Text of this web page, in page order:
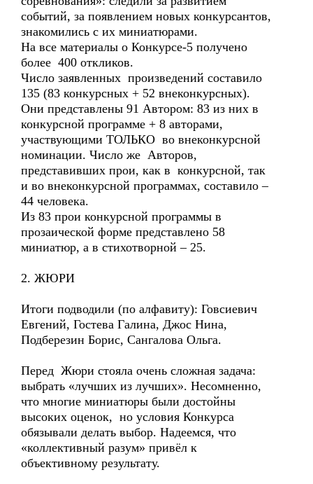
событий, за появлением новых конкурсантов,
знакомились с их миниатюрами.
На все материалы о Конкурсе-5 получено
более 400 откликов.
Число заявленных произведений составило
135 (83 конкурсных + 52 внеконкурсных).
Они представлены 91 Автором: 83 из них в
конкурсной программе + 8 авторами,
участвующими ТОЛЬКО во внеконкурсной
номинации. Число же Авторов,
представивших прои, как в конкурсной, так
и во внеконкурсной программах, составило –
44 человека.
Из 83 прои конкурсной программы в
прозаической форме представлено 58
миниатюр, а в стихотворной – 25.
2. ЖЮРИ
Итоги подводили (по алфавиту): Говсиевич
Евгений, Гостева Галина, Джос Нина,
Подберезин Борис, Сангалова Ольга.
Перед Жюри стояла очень сложная задача:
выбрать «лучших из лучших». Несомненно,
что многие миниатюры были достойны
высоких оценок, но условия Конкурса
обязывали делать выбор. Надеемся, что
«коллективный разум» привёл к
объективному результату.